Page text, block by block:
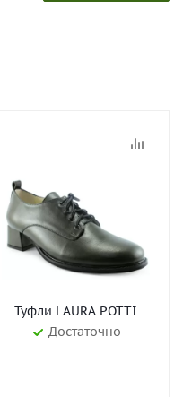
Туфли LAURA POTTI
Достаточно